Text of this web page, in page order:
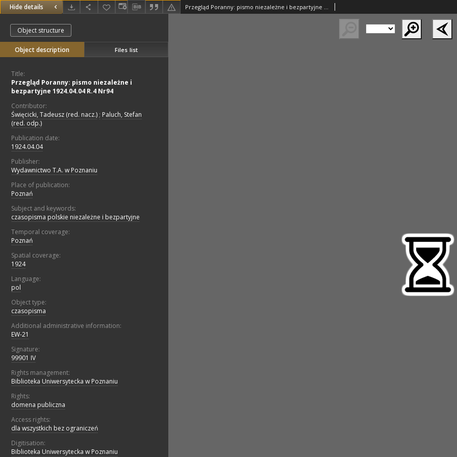
Hide details Przegląd Poranny: pismo niezależne i bezpartyjne 1924.04.04 R.4 Nr94
Object structure
Object description Files list
Title:
Przegląd Poranny: pismo niezależne i
bezpartyjne 1924.04.04 R.4 Nr94
Contributor:
Święcicki, Tadeusz (red. nacz.) ; Paluch, Stefan
(red. odp.)
Publication date:
1924.04.04
Publisher:
Wydawnictwo T.A. w Poznaniu
Place of publication:
Poznań
Subject and keywords:
czasopisma polskie niezależne i bezpartyjne
Temporal coverage:
Poznań
Spatial coverage:
1924
Language:
pol
Object type:
czasopisma
Additional administrative information:
EW-21
Signature:
99901 IV
Rights management:
Biblioteka Uniwersytecka w Poznaniu
Rights:
domena publiczna
Access rights:
dla wszystkich bez ograniczeń
Digitisation:
Biblioteka Uniwersytecka w Poznaniu